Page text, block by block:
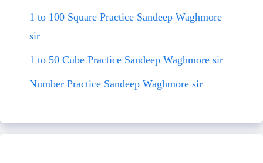
1 to 100 Square Practice Sandeep Waghmore
sir
1 to 50 Cube Practice Sandeep Waghmore sir
Number Practice Sandeep Waghmore sir